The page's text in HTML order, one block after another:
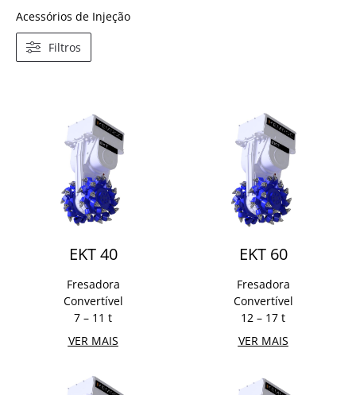
Acessórios de Injeção
Filtros
EKT 40
Fresadora
Convertível
7 – 11 t
VER MAIS
EKT 60
Fresadora
Convertível
12 – 17 t
VER MAIS